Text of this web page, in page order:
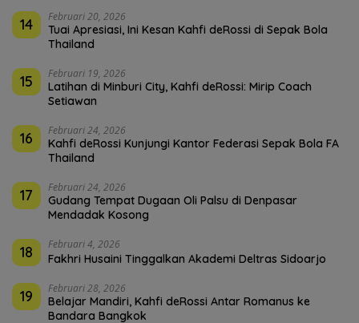
14 Februari 20, 2026
Tuai Apresiasi, Ini Kesan Kahfi deRossi di Sepak Bola
Thailand
15 Februari 19, 2026
Latihan di Minburi City, Kahfi deRossi: Mirip Coach
Setiawan
16 Februari 24, 2026
Kahfi deRossi Kunjungi Kantor Federasi Sepak Bola FA
Thailand
17 Februari 24, 2026
Gudang Tempat Dugaan Oli Palsu di Denpasar
Mendadak Kosong
18 Februari 4, 2026
Fakhri Husaini Tinggalkan Akademi Deltras Sidoarjo
19 Februari 28, 2026
Belajar Mandiri, Kahfi deRossi Antar Romanus ke
Bandara Bangkok